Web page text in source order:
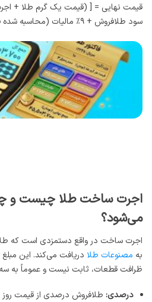
سود طلافروش + ۹٪ مالیات (محاسبه شده فقط روی مبلغ اجرت و سود)
اجرت ساخت طلا چیست و
می‌شود؟
اجرت ساخت در واقع دستمزدی است که
به مصنوعات طلا دریافت می‌کند. این
ظرافت قطعات، ثابت نیست و عموماً به
درصدی: